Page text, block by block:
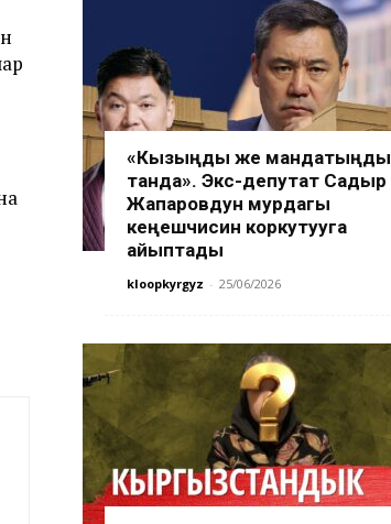
«Кызыңды же мандатыңды
танда». Экс-депутат Садыр
Жапаровдун мурдагы
кеңешчисин коркутууга
айыптады
kloopkyrgyz - 25/06/2026